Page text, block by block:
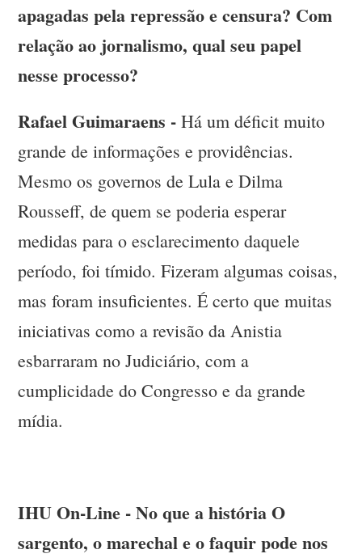
apagadas pela repressão e censura? Com
relação ao jornalismo, qual seu papel
nesse processo?
Rafael Guimaraens -Há um déficit muito
grande de informações e providências.
Mesmo os governos de Lula e Dilma
Rousseff, de quem se poderia esperar
medidas para o esclarecimento daquele
período, foi tímido. Fizeram algumas coisas,
mas foram insuficientes. É certo que muitas
iniciativas como a revisão da Anistia
esbarraram no Judiciário, com a
cumplicidade do Congresso e da grande
mídia.
IHU On-Line - No que a história O
sargento, o marechal e o faquir pode nos